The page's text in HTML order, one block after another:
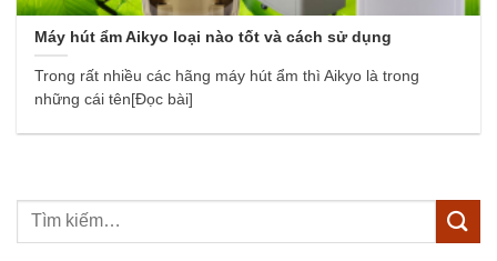
Máy hút ẩm Aikyo loại nào tốt và cách sử dụng
Trong rất nhiều các hãng máy hút ẩm thì Aikyo là trong
những cái tên[Đọc bài]